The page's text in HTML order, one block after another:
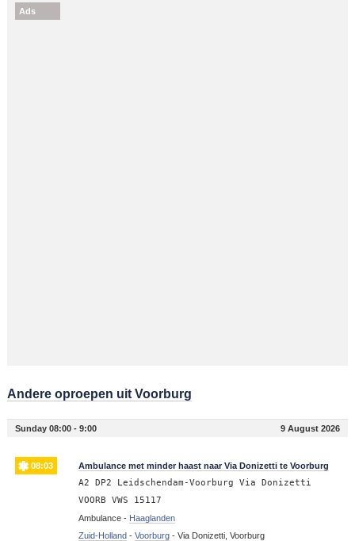
Ads
Andere oproepen uit Voorburg
Sunday 08:00 - 9:00 9 August 2026
08:03 Ambulance met minder haast naar Via Donizetti te Voorburg
A2 DP2 Leidschendam-Voorburg Via Donizetti
VOORB VWS 15117
Ambulance - Haaglanden
Zuid-Holland- Voorburg- Via Donizetti, Voorburg